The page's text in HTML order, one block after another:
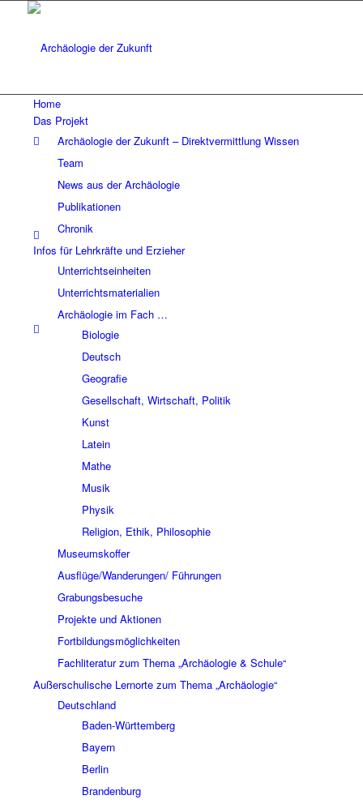
Home
Das Projekt
Archäologie der Zukunft – Direktvermittlung Wissen
Team
News aus der Archäologie
Publikationen
Chronik
Infos für Lehrkräfte und Erzieher
Unterrichtseinheiten
Unterrichtsmaterialien
Archäologie im Fach …
Biologie
Deutsch
Geografie
Gesellschaft, Wirtschaft, Politik
Kunst
Latein
Mathe
Musik
Physik
Religion, Ethik, Philosophie
Museumskoffer
Ausflüge/Wanderungen/ Führungen
Grabungsbesuche
Projekte und Aktionen
Fortbildungsmöglichkeiten
Fachliteratur zum Thema „Archäologie & Schule“
Außerschulische Lernorte zum Thema „Archäologie“
Deutschland
Baden-Württemberg
Bayern
Berlin
Brandenburg